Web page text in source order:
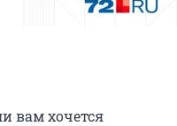
вам хочется